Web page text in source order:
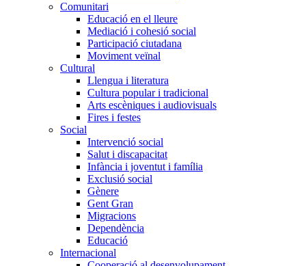
Comunitari
Educació en el lleure
Mediació i cohesió social
Participació ciutadana
Moviment veïnal
Cultural
Llengua i literatura
Cultura popular i tradicional
Arts escèniques i audiovisuals
Fires i festes
Social
Intervenció social
Salut i discapacitat
Infància i joventut i família
Exclusió social
Gènere
Gent Gran
Migracions
Dependència
Educació
Internacional